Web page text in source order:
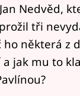
Nedvěd,
tři
ho některá z
jak mu to